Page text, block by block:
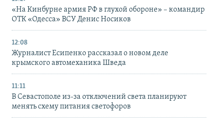
«На Кинбурне армия РФ в глухой обороне» – командир
ОТК «Одесса» ВСУ Денис Носиков
12:08
Журналист Есипенко рассказал о новом деле
крымского автомеханика Шведа
11:11
В Севастополе из-за отключений света планируют
менять схему питания светофоров